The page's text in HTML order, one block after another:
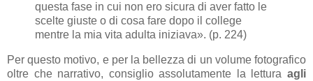
questa fase in cui non ero sicura di aver fatto le
scelte giuste o di cosa fare dopo il college
mentre la mia vita adulta iniziava». (p. 224)
Per questo motivo, e per la bellezza di un volume fotografico
oltre che narrativo, consiglio assolutamente la lettura agli